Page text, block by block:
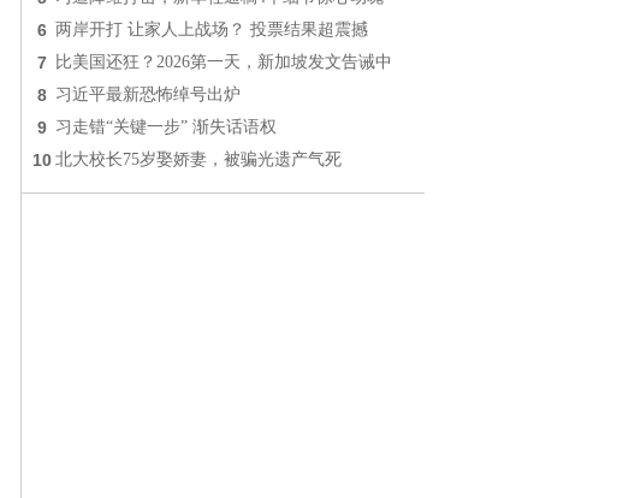
6 两岸开打 让家人上战场？ 投票结果超震撼
7 比美国还狂？2026第一天，新加坡发文告诫中
8 习近平最新恐怖绰号出炉
9 习走错“关键一步” 渐失话语权
10 北大校长75岁娶娇妻，被骗光遗产气死